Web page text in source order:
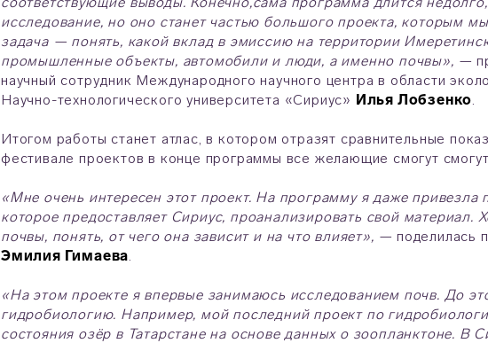
исследование, но оно станет частью большого проекта, которым
задача — понять, какой вклад в эмиссию на территории
промышленные объекты, автомобили и люди, а именно почвы», —
научный сотрудник Международного научного центра в области
Научно-технологического университета «Сириус» Илья Лобзенко.
Итогом работы станет атлас, в котором отразят сравнительные
фестивале проектов в конце программы все желающие смогут
«Мне очень интересен этот проект. На программу я даже
которое предоставляет Сириус, проанализировать свой материал.
почвы, понять, от чего она зависит и на что влияет», — поделилась
Эмилия Гимаева.
«На этом проекте я впервые занимаюсь исследованием почв. До
гидробиологию. Например, мой последний проект по
состояния озёр в Татарстане на основе данных о зоопланктоне. В